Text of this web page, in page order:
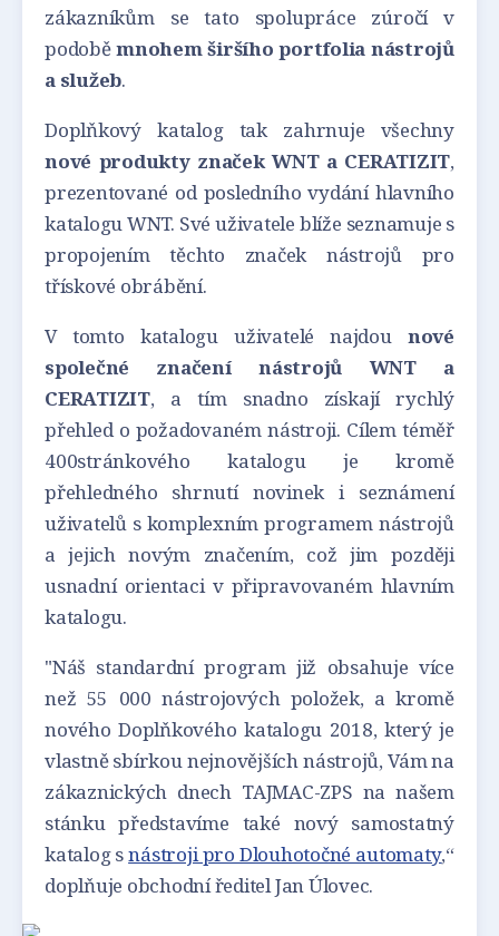
zákazníkům se tato spolupráce zúročí v
podoběmnohem širšího portfolia nástrojů
a služeb.
Doplňkový katalog tak zahrnuje všechny
nové produkty značek WNT a CERATIZIT,
prezentované od posledního vydání hlavního
katalogu WNT. Své uživatele blíže seznamuje s
propojením těchto značek nástrojů pro
třískové obrábění.
V tomto katalogu uživatelé najdou nové
společné značení nástrojů WNT a
CERATIZIT, a tím snadno získají rychlý
přehled o požadovaném nástroji. Cílem téměř
400stránkového katalogu je kromě
přehledného shrnutí novinek i seznámení
uživatelů s komplexním programem nástrojů
a jejich novým značením, což jim později
usnadní orientaci v připravovaném hlavním
katalogu.
"Náš standardní program již obsahuje více
než 55 000 nástrojových položek, a kromě
nového Doplňkového katalogu 2018, který je
vlastně sbírkou nejnovějších nástrojů, Vám na
zákaznických dnech TAJMAC-ZPS na našem
stánku představíme také nový samostatný
katalog snástroji pro Dlouhotočné automaty,“
doplňuje obchodní ředitel Jan Úlovec.